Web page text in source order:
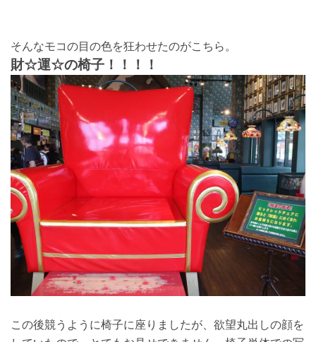
そんなモコの目の色を狂わせたのがこちら。
財☆運☆の椅子！！！！
この後競うように椅子に座りましたが、欲望丸出しの顔を